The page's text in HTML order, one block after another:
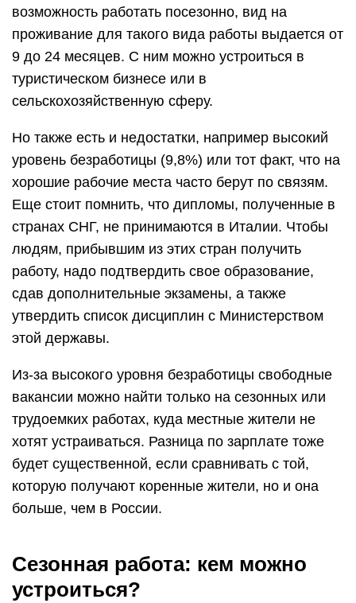
возможность работать посезонно, вид на
проживание для такого вида работы выдается от
9 до 24 месяцев. С ним можно устроиться в
туристическом бизнесе или в
сельскохозяйственную сферу.
Но также есть и недостатки, например высокий
уровень безработицы (9,8%) или тот факт, что на
хорошие рабочие места часто берут по связям.
Еще стоит помнить, что дипломы, полученные в
странах СНГ, не принимаются в Италии. Чтобы
людям, прибывшим из этих стран получить
работу, надо подтвердить свое образование,
сдав дополнительные экзамены, а также
утвердить список дисциплин с Министерством
этой державы.
Из-за высокого уровня безработицы свободные
вакансии можно найти только на сезонных или
трудоемких работах, куда местные жители не
хотят устраиваться. Разница по зарплате тоже
будет существенной, если сравнивать с той,
которую получают коренные жители, но и она
больше, чем в России.
Сезонная работа: кем можно
устроиться?